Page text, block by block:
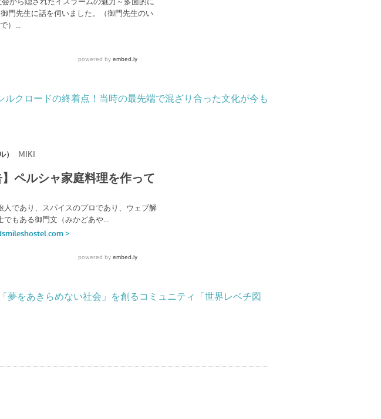
クロードの終着点！当時の最先端で混ざり合った文化が今も
をあきらめない社会」を創るコミュニティ「世界レベチ図